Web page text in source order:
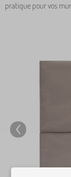
pratique pour vos